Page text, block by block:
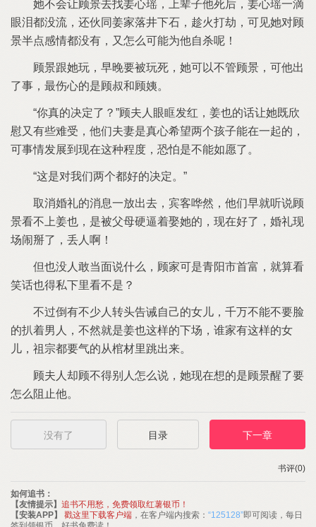
会让 找 心瑶 辈子 死后 心瑶
滴
眼泪都没流
还伙同 家落井下石 趁火打劫 见
对
半点感情都没有
又怎么 能为 自杀呢！
跟 玩 早晚要被玩死 以 管
出
事
最伤心 叔和 姨
你真 决定 ？ 夫 眼眶发红 话让
既欣
慰又有些难受
们夫妻 真心希望两个孩子能
起
事情发展到现
种程度 恐怕 能如愿
对我们两个都好 决定
取消婚礼 消息 放出 宾客哗然
们早就听说
看
被父母硬逼着娶 现 好
婚礼现
场闹掰
丢 啊！
但 没 敢当面说什么 家 青阳市首富
就算看
笑话
得私下里看 ？
过倒有 少 转头告诫自己 女儿 千万 能
要脸
扒着男
然就 样 下场 谁家有 样
女
儿
祖宗都要气 从棺材里跳出来
夫 却 得别 怎么说 现 想 醒
要
怎么阻止
没有了 目录 下一章
书评(0)
如何追书：
【友情提示】 追书不用愁，免费领取红薯银币！
【安装APP】
戳这里下载客户端 ，在客户端内搜索： “125128”即可阅读，每日